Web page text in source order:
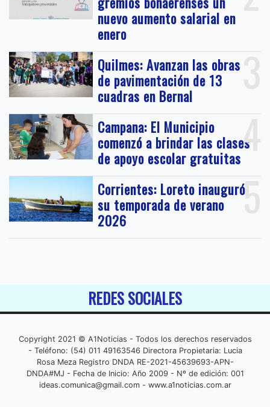
nuevo aumento salarial en
enero
3
Quilmes: Avanzan las obras
de pavimentación de 13
cuadras en Bernal
4
Campana: El Municipio
comenzó a brindar las clases
de apoyo escolar gratuitas
5
Corrientes: Loreto inauguró
su temporada de verano
2026
REDES SOCIALES
Copyright 2021 © A1Noticias - Todos los derechos reservados
- Teléfono: (54) 011 49163546 Directora Propietaria: Lucia
Rosa Meza Registro DNDA RE-2021-45639693-APN-
DNDA#MJ - Fecha de Inicio: Año 2009 - Nº de edición: 001
ideas.comunica@gmail.com- www.a1noticias.com.ar